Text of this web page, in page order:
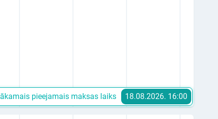
pieejamais maksas laiks 18.08.2026. 16:00